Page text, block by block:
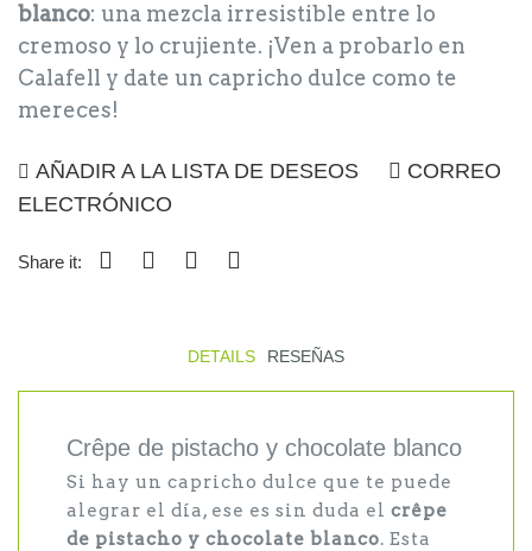
blanco: una mezcla irresistible entre lo
cremoso y lo crujiente. ¡Ven a probarlo en
Calafell y date un capricho dulce como te
mereces!
AÑADIR A LA LISTA DE DESEOS
CORREO
ELECTRÓNICO
Share it:
DETAILS RESEÑAS
Crêpe de pistacho y chocolate blanco
Si hay un capricho dulce que te puede
alegrar el día, ese es sin duda el crêpe
de pistacho y chocolate blanco. Esta